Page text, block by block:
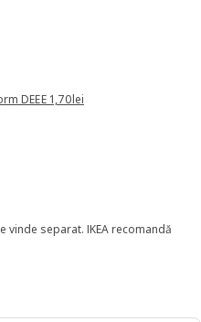
DEEE 1,70lei
4.4 din 5 stele Total
vinde separat. IKEA recomandă